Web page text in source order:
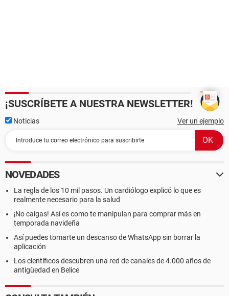
¡SUSCRÍBETE A NUESTRA NEWSLETTER!
Noticias Ver un ejemplo
NOVEDADES
La regla de los 10 mil pasos. Un cardiólogo explicó lo que es
realmente necesario para la salud
¡No caigas! Así es como te manipulan para comprar más en
temporada navideña
Así puedes tomarte un descanso de WhatsApp sin borrar la
aplicación
Los científicos descubren una red de canales de 4.000 años de
antigüedad en Belice